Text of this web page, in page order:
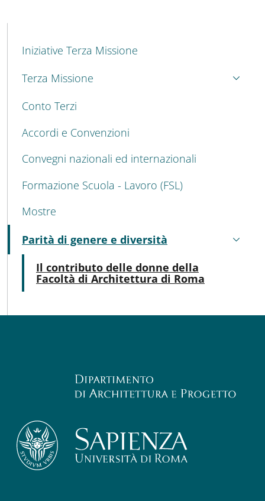
MENU CEV SECOND NAVIGATION
Iniziative Terza Missione
Terza Missione
Conto Terzi
Accordi e Convenzioni
Convegni nazionali ed internazionali
Formazione Scuola - Lavoro (FSL)
Mostre
Parità di genere e diversità
Attivo
Il contributo delle donne della
Facoltà di Architettura di Roma